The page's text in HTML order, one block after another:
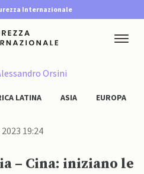
Internazionale
Orsini
LATINA ASIA EUROPA
19:24
– Cina: iniziano le